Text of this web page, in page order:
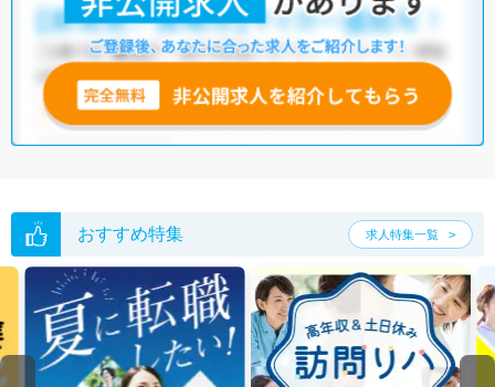
おすすめ特集 求人特集一覧